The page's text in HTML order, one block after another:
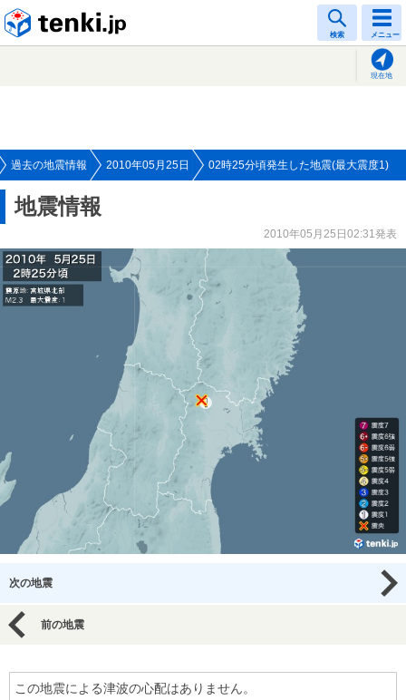
検索 メニュー
現在地
過去の地震情報 2010年05月25日 02時25分頃発生した地震(最大震度1)
地震情報
2010年05月25日02:31発表
次の地震
前の地震
この地震による津波の心配はありません。